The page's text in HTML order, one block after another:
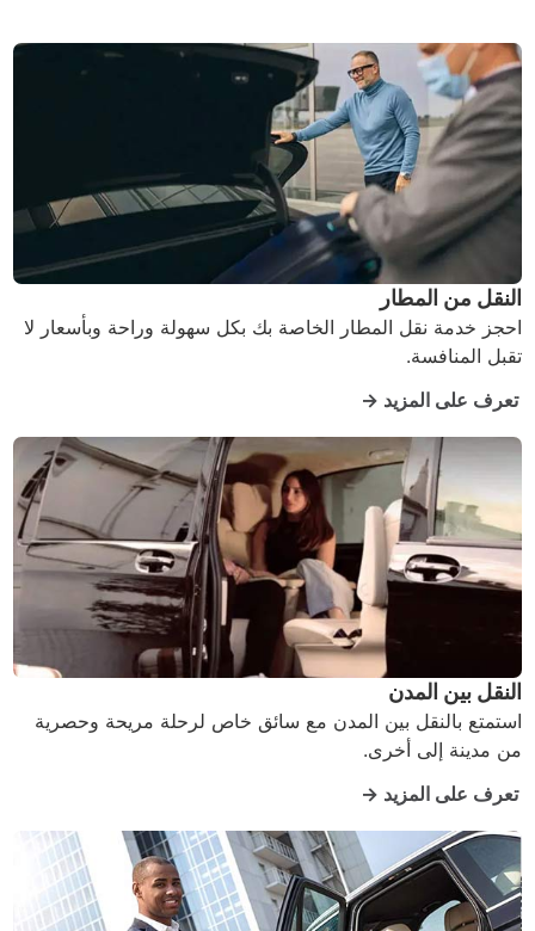
النقل من المطار
احجز خدمة نقل المطار الخاصة بك بكل سهولة وراحة وبأسعار لا
تقبل المنافسة.
تعرف على المزيد →
النقل بين المدن
استمتع بالنقل بين المدن مع سائق خاص لرحلة مريحة وحصرية
من مدينة إلى أخرى.
تعرف على المزيد →